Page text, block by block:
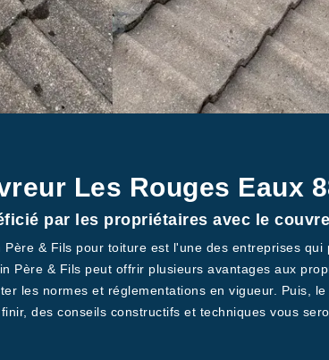
Les Rouges Eaux
par les propriétaires avec le
Père & Fils pour toiture est l'une des entreprises
Père & Fils peut offrir plusieurs avantages aux
les normes et réglementations en vigueur. Puis,
des conseils constructifs et techniques vous